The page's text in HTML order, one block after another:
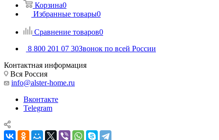
Корзина0
Избранные товары0
Сравнение товаров0
8 800 201 07 30Звонок по всей России
Контактная информация
Вся Россия
info@alster-home.ru
Вконтакте
Telegram